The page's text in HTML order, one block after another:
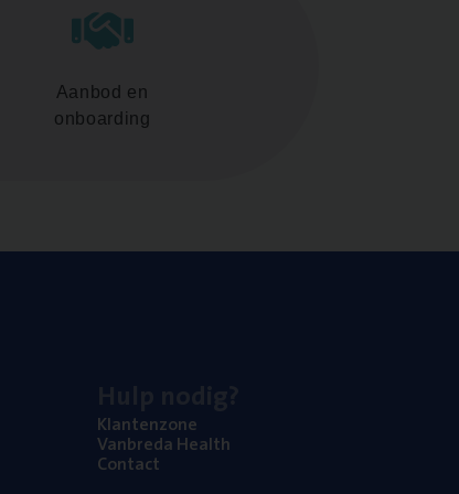
Aanbod en
onboarding
Klan­ten­zo­ne
Van­b­re­da Health
Con­tact